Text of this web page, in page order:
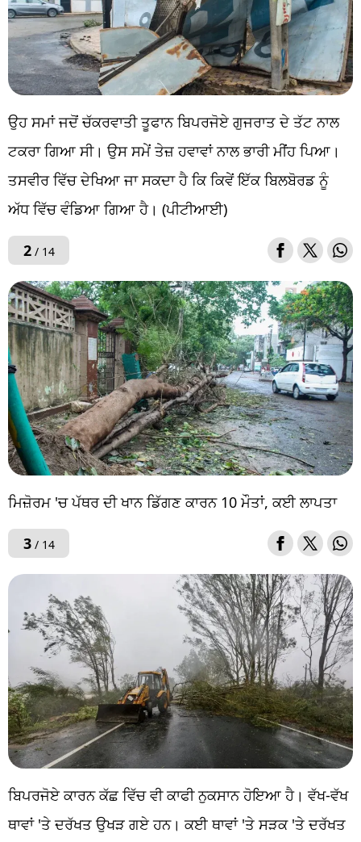
ਉਹ ਸਮਾਂ ਜਦੋਂ ਚੱਕਰਵਾਤੀ ਤੂਫਾਨ ਬਿਪਰਜੋਏ ਗੁਜਰਾਤ ਦੇ ਤੱਟ ਨਾਲ
ਟਕਰਾ ਗਿਆ ਸੀ। ਉਸ ਸਮੇਂ ਤੇਜ਼ ਹਵਾਵਾਂ ਨਾਲ ਭਾਰੀ ਮੀਂਹ ਪਿਆ।
ਤਸਵੀਰ ਵਿੱਚ ਦੇਖਿਆ ਜਾ ਸਕਦਾ ਹੈ ਕਿ ਕਿਵੇਂ ਇੱਕ ਬਿਲਬੋਰਡ ਨੂੰ
ਅੱਧ ਵਿੱਚ ਵੰਡਿਆ ਗਿਆ ਹੈ। (ਪੀਟੀਆਈ)
2/ 14
ਮਿਜ਼ੋਰਮ 'ਚ ਪੱਥਰ ਦੀ ਖਾਨ ਡਿੱਗਣ ਕਾਰਨ 10 ਮੌਤਾਂ, ਕਈ ਲਾਪਤਾ
3/ 14
ਬਿਪਰਜੋਏ ਕਾਰਨ ਕੱਛ ਵਿੱਚ ਵੀ ਕਾਫੀ ਨੁਕਸਾਨ ਹੋਇਆ ਹੈ। ਵੱਖ-ਵੱਖ
ਥਾਵਾਂ 'ਤੇ ਦਰੱਖਤ ਉਖੜ ਗਏ ਹਨ। ਕਈ ਥਾਵਾਂ 'ਤੇ ਸੜਕ 'ਤੇ ਦਰੱਖਤ